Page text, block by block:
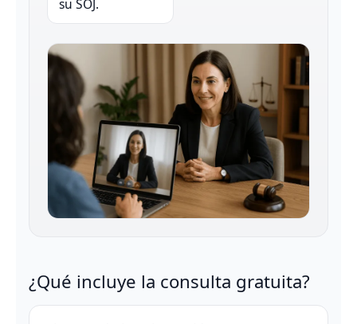
su SOJ.
¿Qué incluye la consulta gratuita?